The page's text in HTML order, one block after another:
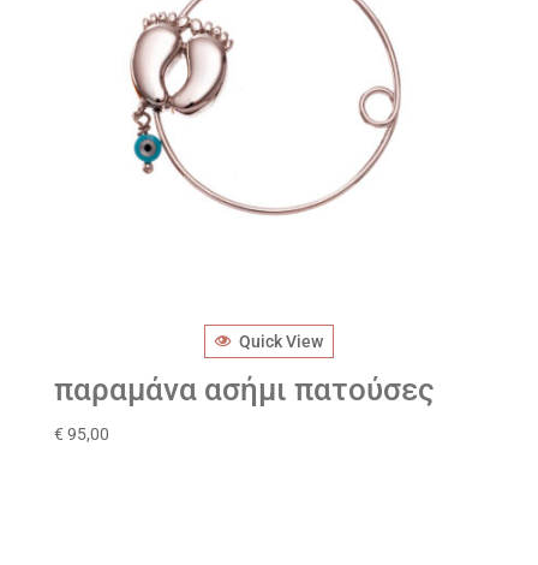
Quick View
παραμάνα ασήμι πατούσες
€ 95,00